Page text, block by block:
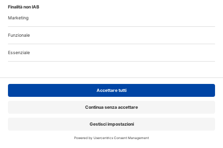
Scopri il nuovo numero